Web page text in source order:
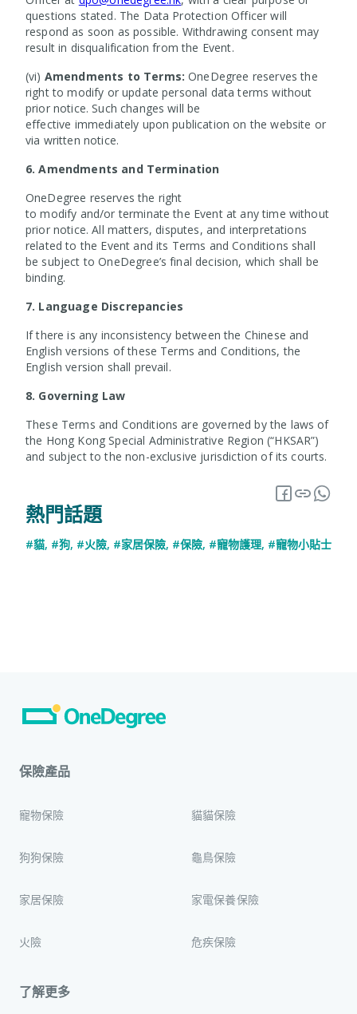
questions stated. The Data Protection Officer will
respond as soon as possible. Withdrawing consent may
result in disqualification from the Event.
(vi) Amendments to Terms: OneDegree reserves the
right to modify or update personal data terms without
prior notice. Such changes will be
effective immediately upon publication on the website or
via written notice.
6. Amendments and Termination
OneDegree reserves the right
to modify and/or terminate the Event at any time without
prior notice. All matters, disputes, and interpretations
related to the Event and its Terms and Conditions shall
be subject to OneDegree’s final decision, which shall be
binding.
7. Language Discrepancies
If there is any inconsistency between the Chinese and
English versions of these Terms and Conditions, the
English version shall prevail.
8. Governing Law
These Terms and Conditions are governed by the laws of
the Hong Kong Special Administrative Region (“HKSAR”)
and subject to the non-exclusive jurisdiction of its courts.
熱門話題
#貓, #狗, #火險, #家居保險, #保險, #寵物護理, #寵物小貼士
保險產品
寵物保險 貓貓保險
狗狗保險 龜鳥保險
家居保險 家電保養保險
火險 危疾保險
了解更多